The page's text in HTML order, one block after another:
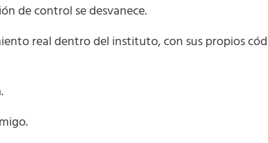
de control se desvanece.
real dentro del instituto, con sus propios